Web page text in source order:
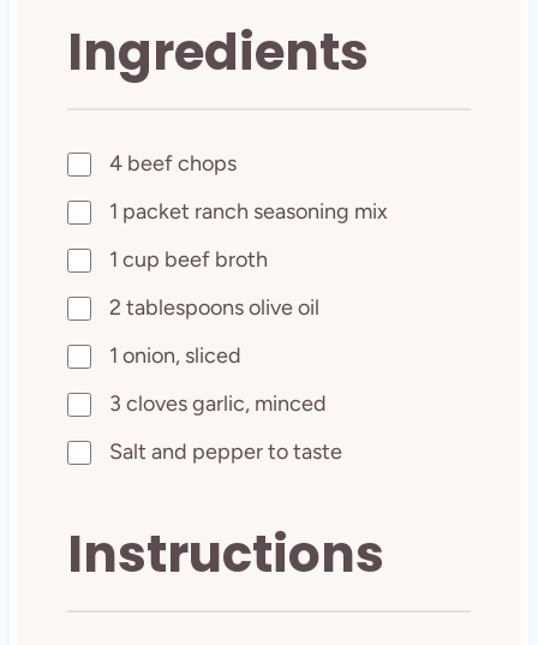
Ingredients
4 beef chops
1 packet ranch seasoning mix
1 cup beef broth
2 tablespoons olive oil
1 onion, sliced
3 cloves garlic, minced
Salt and pepper to taste
Instructions